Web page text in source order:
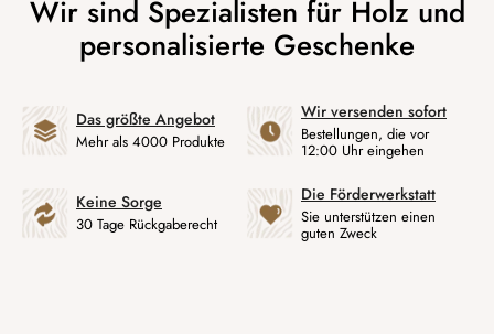
Das größte Angebot
Mehr als 4000 Produkte
Wir versenden sofort
Bestellungen, die vor
12:00 Uhr eingehen
Keine Sorge
30 Tage Rückgaberecht
Die Förderwerkstatt
Sie unterstützen einen
guten Zweck